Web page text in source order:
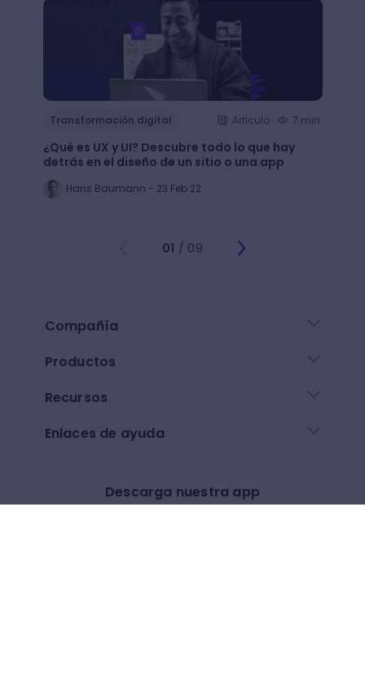
Transformación digital Articulo 7 min.
¿Qué es UX y UI? Descubre todo lo que hay
detrás en el diseño de un sitio o una app
Hans Baumann - 23 Feb 22
01 / 09
Compañía
Productos
Recursos
Enlaces de ayuda
Descarga nuestra app